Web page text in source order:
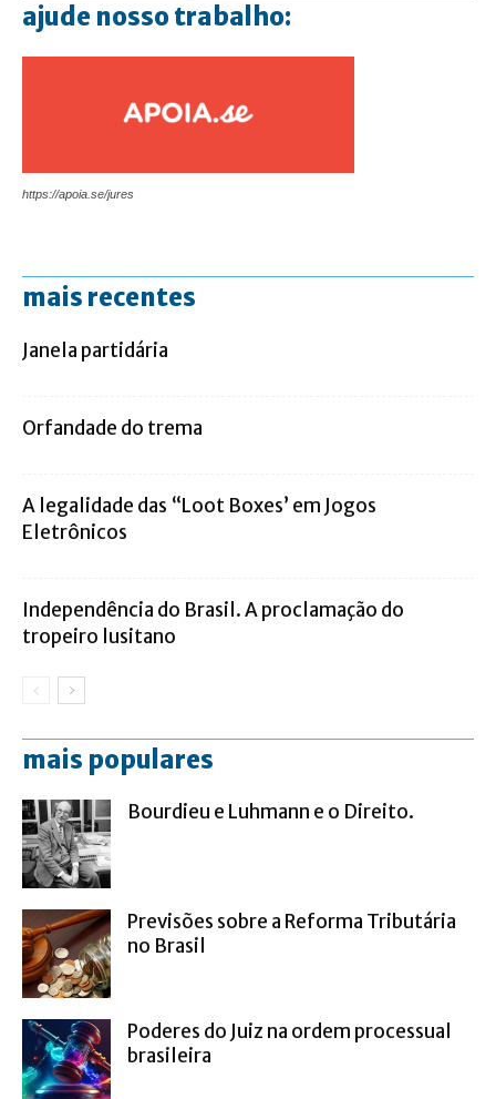
ajude nosso trabalho:
https://apoia.se/jures
mais recentes
Janela partidária
Orfandade do trema
A legalidade das “Loot Boxes’ em Jogos
Eletrônicos
Independência do Brasil. A proclamação do
tropeiro lusitano
mais populares
Bourdieu e Luhmann e o Direito.
Previsões sobre a Reforma Tributária
no Brasil
Poderes do Juiz na ordem processual
brasileira